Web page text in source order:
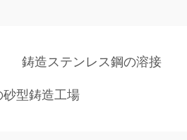
鋳造ステンレス鋼の溶接
型鋳造工場